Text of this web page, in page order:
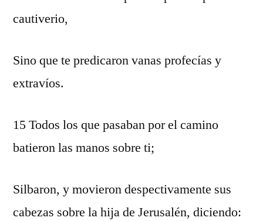
cautiverio,
Sino que te predicaron vanas profecías y
extravíos.
15 Todos los que pasaban por el camino
batieron las manos sobre ti;
Silbaron, y movieron despectivamente sus
cabezas sobre la hija de Jerusalén, diciendo: